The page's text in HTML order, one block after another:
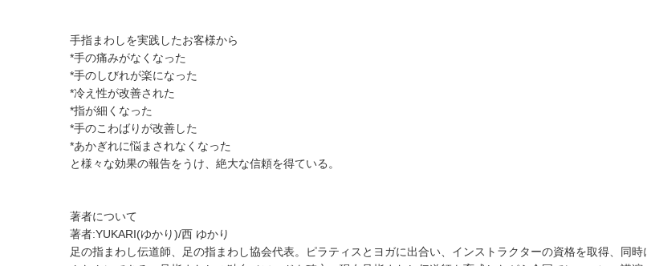
手指まわしを実践したお客様から
*手の痛みがなくなった
*手のしびれが楽になった
*冷え性が改善された
*指が細くなった
*手のこわばりが改善した
*あかぎれに悩まされなくなった
と様々な効果の報告をうけ、絶大な信頼を得ている。
著者について
著者:YUKARI(ゆかり)/西 ゆかり
足の指まわし伝道師、足の指まわし協会代表。ピラティスとヨガに出合い、インストラクターの資格を取得、同